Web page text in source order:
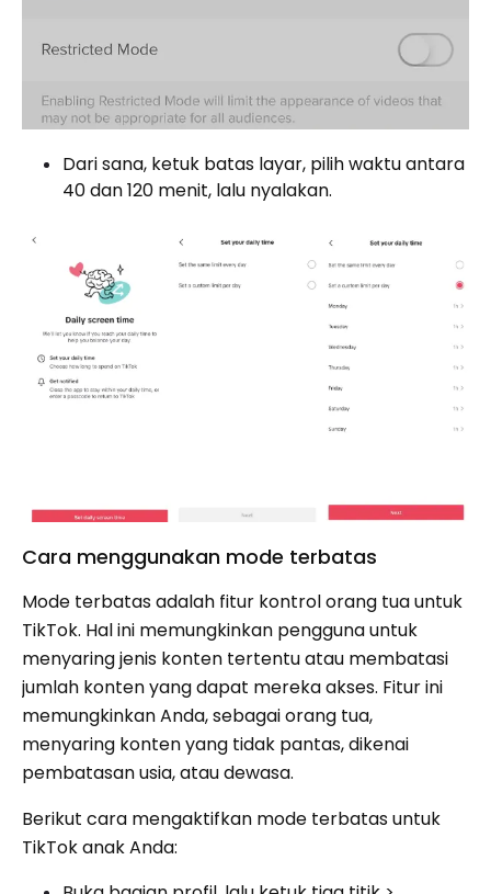
Dari sana, ketuk batas layar, pilih waktu antara
40 dan 120 menit, lalu nyalakan.
Cara menggunakan mode terbatas
Mode terbatas adalah fitur kontrol orang tua untuk
TikTok. Hal ini memungkinkan pengguna untuk
menyaring jenis konten tertentu atau membatasi
jumlah konten yang dapat mereka akses. Fitur ini
memungkinkan Anda, sebagai orang tua,
menyaring konten yang tidak pantas, dikenai
pembatasan usia, atau dewasa.
Berikut cara mengaktifkan mode terbatas untuk
TikTok anak Anda: